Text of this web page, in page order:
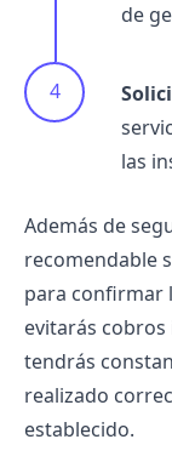
de
las
Además de
recomendable
para confirmar
evitarás
tendrás
realizado
establecido.